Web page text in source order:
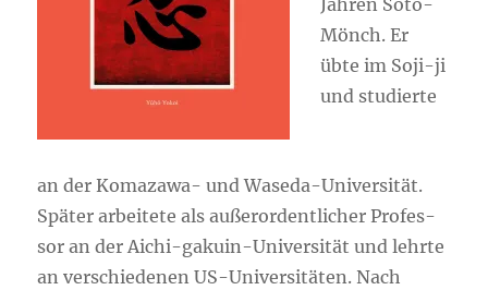
Jah­ren Sôtô-
Mönch. Er
übte im Soji-ji
und stu­dier­te
an der Koma­za­wa- und Wase­da-Uni­ver­si­tät.
Spä­ter arbei­te­te als außer­or­dent­li­cher Pro­fes­
sor an der Aichi-gaku­in-Uni­ver­si­tät und lehr­te
an ver­schie­de­nen US-Uni­ver­si­tä­ten. Nach